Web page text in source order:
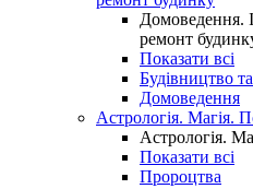
Домоведення.
ремонт
Показати всі
Будівництво
Домоведення
Астрологія. Магія.
Астрологія.
Показати всі
Пророцтва